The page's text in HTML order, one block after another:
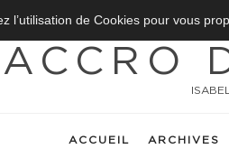
l’utilisation de Cookies pour vous
ACCRO
ACCUEIL ARCHIVES